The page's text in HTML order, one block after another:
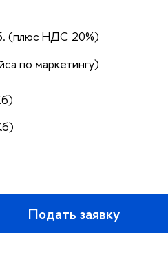
(плюс НДС 20%)
по маркетингу)
Подать заявку